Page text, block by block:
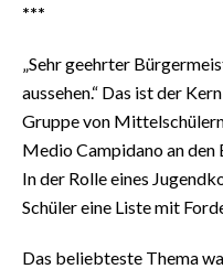
***
„Sehr geehrter
aussehen.“ Das ist der
Gruppe von
Medio Campidano an
In der Rolle eines
Schüler eine Liste mit
Das beliebteste Thema